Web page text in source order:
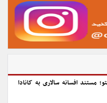
مستند افسانه سالاری به کانادا